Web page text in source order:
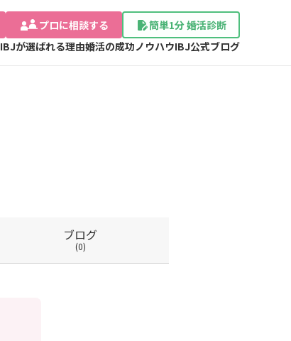
プロに相談する
簡単1分 婚活診断
IBJが選ばれる理由婚活の成功ノウハウIBJ公式ブログ
ブログ
(0)